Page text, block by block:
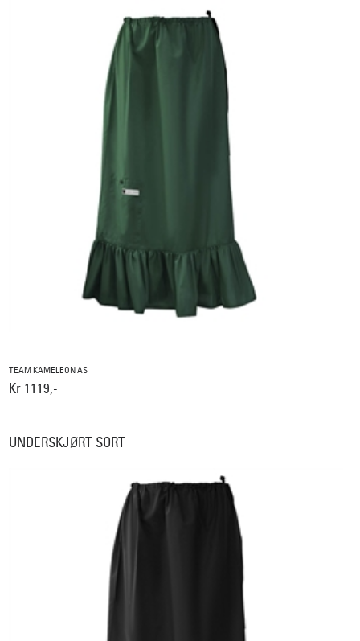
TEAM KAMELEON AS
Kr 1119,-
UNDERSKJØRT SORT